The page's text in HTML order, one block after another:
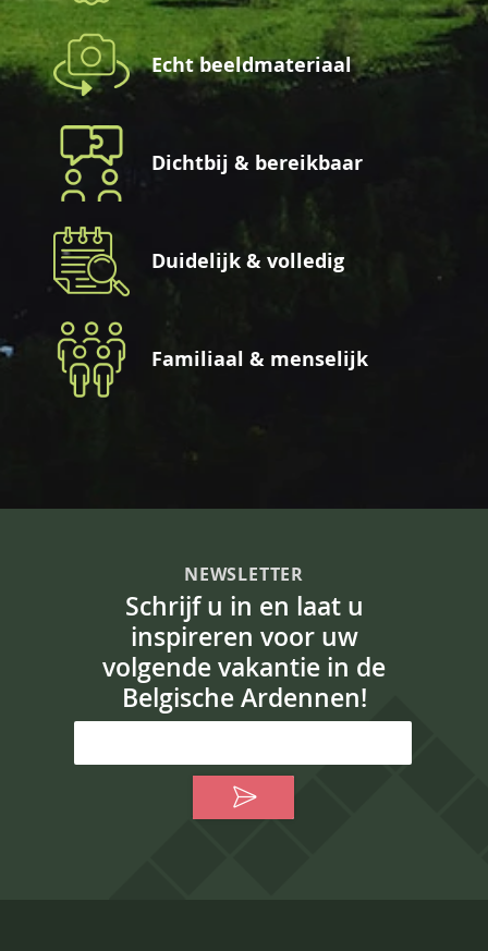
Echt beeldmateriaal
Dichtbij & bereikbaar
Duidelijk & volledig
Familiaal & menselijk
NEWSLETTER
Schrijf u in en laat u
inspireren voor uw
volgende vakantie in de
Belgische Ardennen!